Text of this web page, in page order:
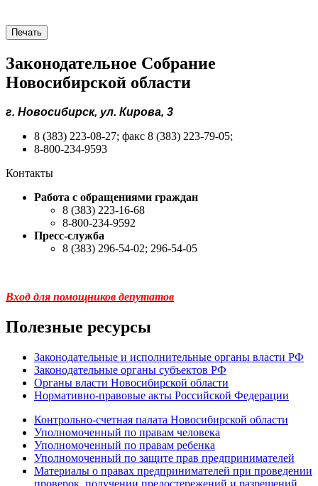
Печать
Законодательное Собрание
Новосибирской области
г. Новосибирск, ул. Кирова, 3
8 (383) 223-08-27; факс 8 (383) 223-79-05;
8-800-234-9593
Контакты
Работа с обращениями граждан
8 (383) 223-16-68
8-800-234-9592
Пресс-служба
8 (383) 296-54-02; 296-54-05
Вход для помощников депутатов
Полезные ресурсы
Законодательные и исполнительные органы власти РФ
Законодательные органы субъектов РФ
Органы власти Новосибирской области
Нормативно-правовые акты Российской Федерации
Контрольно-счетная палата Новосибирской области
Уполномоченный по правам человека
Уполномоченный по правам ребенка
Уполномоченный по защите прав предпринимателей
Материалы о правах предпринимателей при проведении